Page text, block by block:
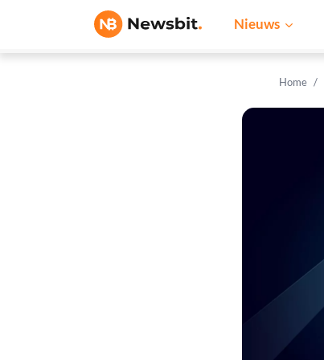
Nieuws
Home